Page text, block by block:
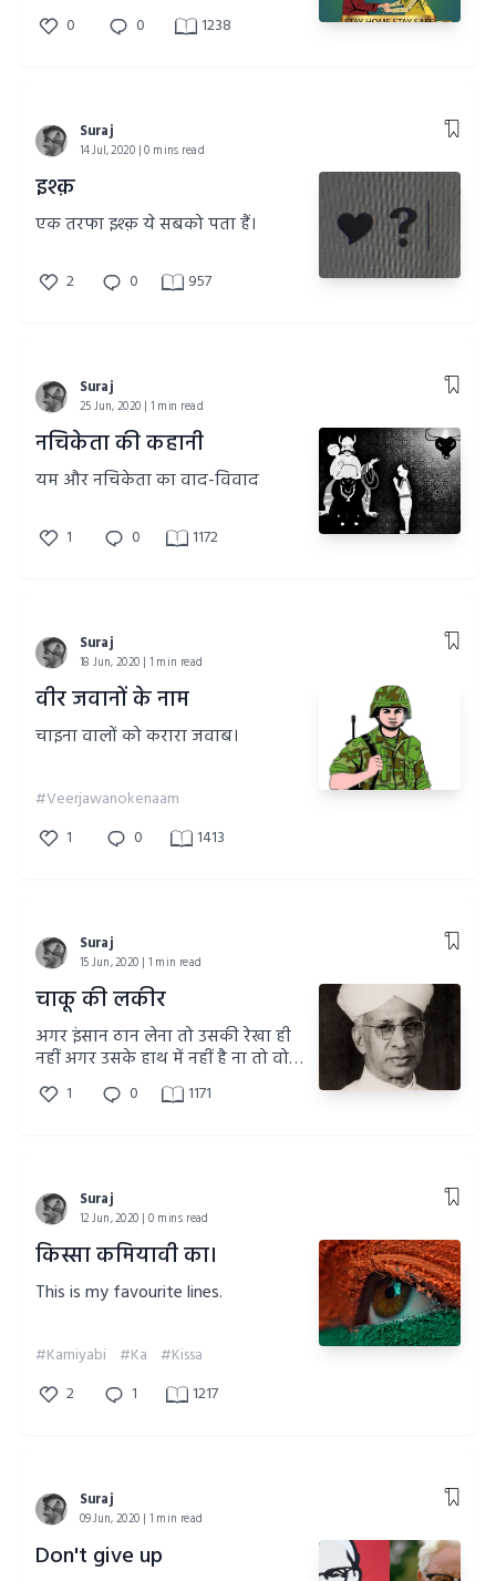
0 0 1238
Suraj
14 Jul, 2020 | 0 mins read
इश्क़
एक तरफा इश्क़ ये सबको पता हैं।
2 0 957
Suraj
25 Jun, 2020 | 1 min read
नचिकेता की कहानी
यम और नचिकेता का वाद-विवाद
1 0 1172
Suraj
18 Jun, 2020 | 1 min read
वीर जवानों के नाम
चाइना वालों को करारा जवाब।
#Veerjawanokenaam
1
0 1413
Suraj
15 Jun, 2020 | 1 min read
चाकू की लकीर
अगर इंसान ठान लेना तो उसकी रेखा ही
नहीं अगर उसके हाथ में नहीं है ना तो वो
भी बना सकता है, वैसे ही आप लोग भी
ज़िन्दगी मैं कुछ करने की ठान लेना तो
1 0 1171
Suraj
12 Jun, 2020 | 0 mins read
किस्सा कमियावी का।
This is my favourite lines.
#Kamiyabi #Ka #Kissa
2
1 1217
Suraj
09 Jun, 2020 | 1 min read
Don't give up